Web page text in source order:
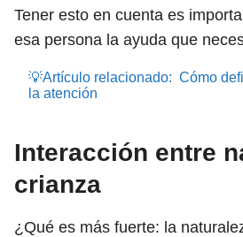
Tener esto en cuenta es
esa persona la ayuda que
💡Artículo relacionado: Cómo
la atención
Interacción entre
crianza
¿Qué es más fuerte: la